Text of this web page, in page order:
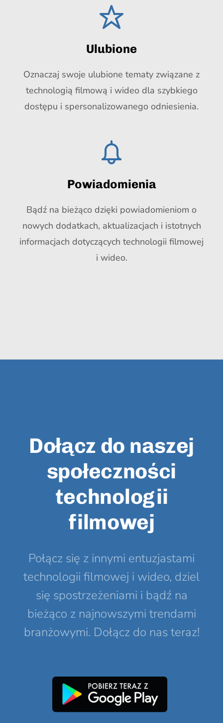
Ulubione
Oznaczaj swoje ulubione tematy związane z
technologią filmową i wideo dla szybkiego
dostępu i spersonalizowanego odniesienia.
Powiadomienia
Bądź na bieżąco dzięki powiadomieniom o
nowych dodatkach, aktualizacjach i istotnych
informacjach dotyczących technologii filmowej
i wideo.
Dołącz do naszej
społeczności
technologii
filmowej
Połącz się z innymi entuzjastami
technologii filmowej i wideo, dziel
się spostrzeżeniami i bądź na
bieżąco z najnowszymi trendami
branżowymi. Dołącz do nas teraz!